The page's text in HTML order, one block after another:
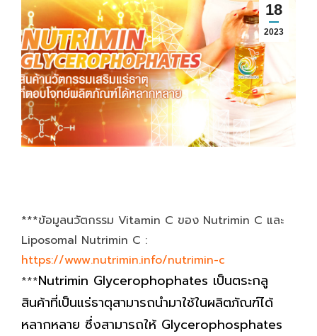
18
2023
***ข้อมูลนวัตกรรม Vitamin C ของ Nutrimin C และ
Liposomal Nutrimin C :
https://www.nutrimin.info/nutrimin-c
***Nutrimin Glycerophophates เป็นตระกลู
สินค้าที่เป็นแร่ธาตุสามารถนำมาใช้ในผลิตภัณฑ์ได้
หลากหลาย ซึ่งสามารถให้ Glycerophosphates